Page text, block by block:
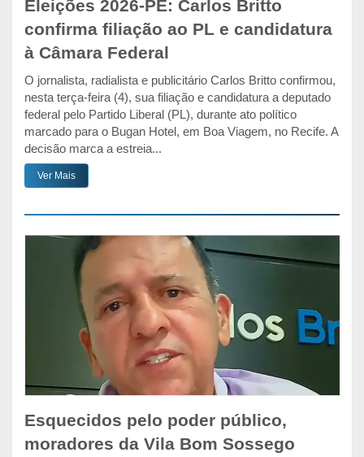
Eleições 2026-PE: Carlos Britto
confirma filiação ao PL e candidatura
à Câmara Federal
O jornalista, radialista e publicitário Carlos Britto confirmou,
nesta terça-feira (4), sua filiação e candidatura a deputado
federal pelo Partido Liberal (PL), durante ato político
marcado para o Bugan Hotel, em Boa Viagem, no Recife. A
decisão marca a estreia...
Ver Mais
Esquecidos pelo poder público,
moradores da Vila Bom Sossego